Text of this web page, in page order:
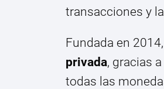
transacciones y
Fundada en
privada, gracias
todas las